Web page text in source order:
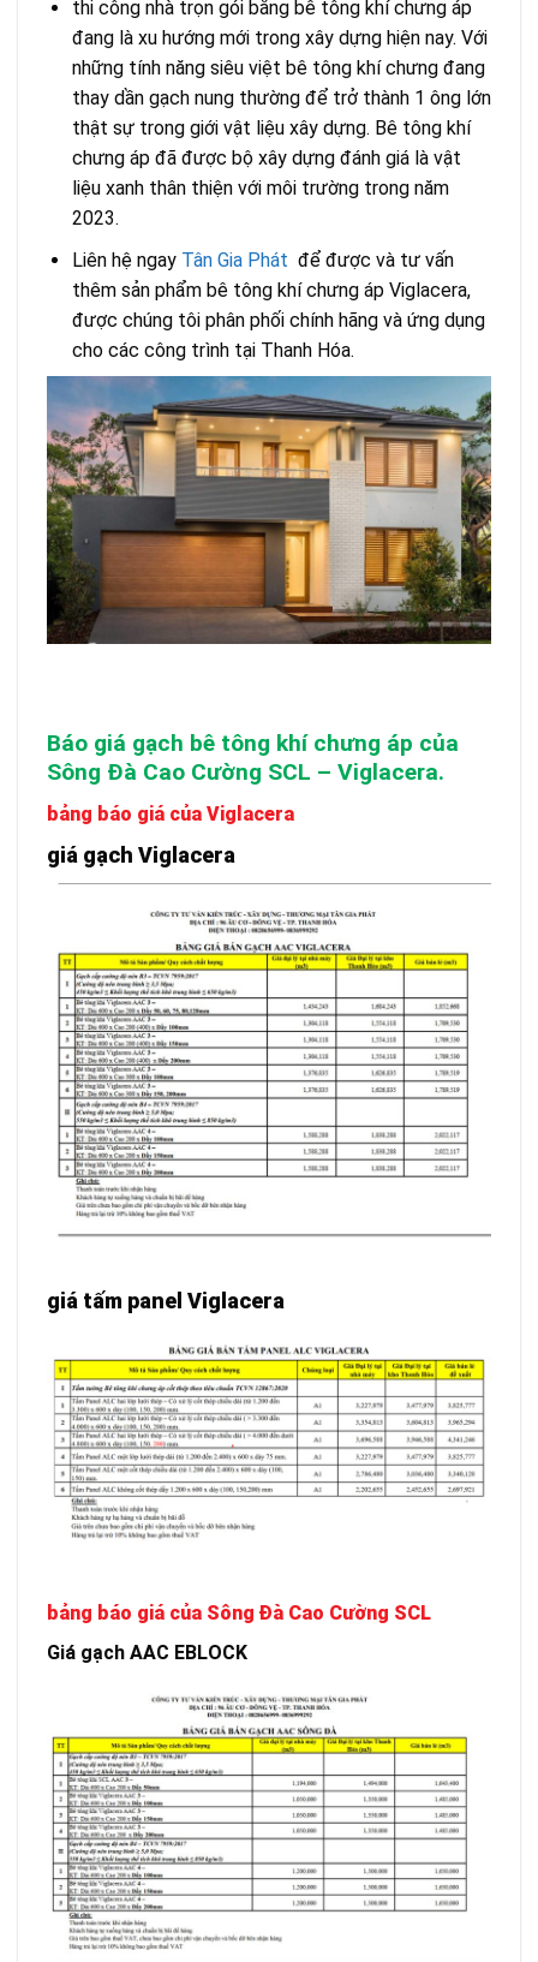
thi công nhà trọn gói bằng bê tông khí chưng áp
đang là xu hướng mới trong xây dựng hiện nay. Với
những tính năng siêu việt bê tông khí chưng đang
thay dần gạch nung thường để trở thành 1 ông lớn
thật sự trong giới vật liệu xây dựng. Bê tông khí
chưng áp đã được bộ xây dựng đánh giá là vật
liệu xanh thân thiện với môi trường trong năm
2023.
Liên hệ ngay Tân Gia Phát để được và tư vấn
thêm sản phẩm bê tông khí chưng áp Viglacera,
được chúng tôi phân phối chính hãng và ứng dụng
cho các công trình tại Thanh Hóa.
Báo giá gạch bê tông khí chưng áp của
Sông Đà Cao Cường SCL – Viglacera.
bảng báo giá của Viglacera
giá gạch Viglacera
giá tấm panel Viglacera
bảng báo giá của Sông Đà Cao Cường SCL
Giá gạch AAC EBLOCK